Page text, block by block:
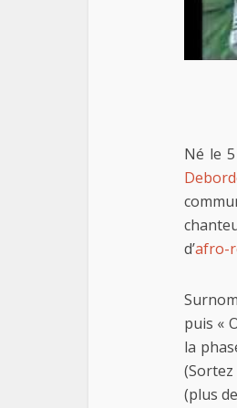
Né le
d’afro-
puis «
la
(plus